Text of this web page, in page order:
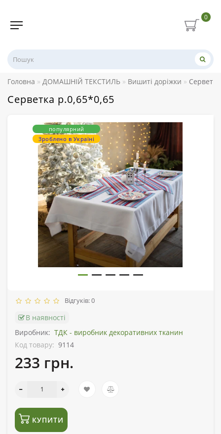
0
Головна ДОМАШНІЙ ТЕКСТИЛЬ Вишиті доріжки
Серветка р.0,65*0,65
популярний
Зроблено в Україні
Відгуків: 0
В наявності
Виробник: ТДК - виробник декоративних тканин
Код товару: 9114
233 грн.
КУПИТИ